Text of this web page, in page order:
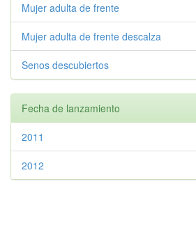
Mujer adulta de frente
Mujer adulta de frente descalza
Senos descubiertos
Fecha de lanzamiento
2011
2012